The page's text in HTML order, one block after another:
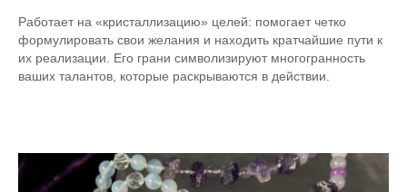
Работает на «кристаллизацию» целей: помогает четко
формулировать свои желания и находить кратчайшие пути к
их реализации. Его грани символизируют многогранность
ваших талантов, которые раскрываются в действии.